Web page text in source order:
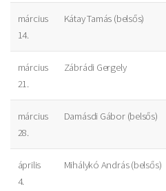
március
14.
Kátay Tamás (belsős)
március
21.
Zábrádi Gergely
március
28.
Damásdi Gábor (belsős)
április
4.
Mihálykó András (belsős)